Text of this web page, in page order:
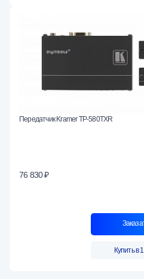
Передатчик Kramer TP-580TXR
76 830 ₽
Купить в